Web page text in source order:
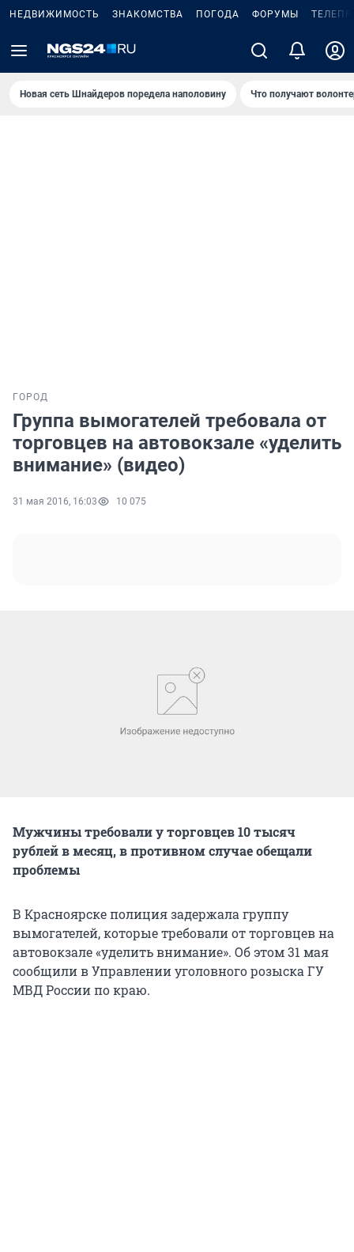
НЕДВИЖИМОСТЬ ЗНАКОМСТВА ПОГОДА ФОРУМЫ
Новая сеть Шнайдеров поредела наполовину Что получают
ГОРОД
Группа вымогателей требовала от
торговцев на автовокзале «уделить
внимание» (видео)
31 мая 2016, 16:03 10 075
Мужчины требовали у торговцев 10 тысяч
рублей в месяц, в противном случае обещали
проблемы
В Красноярске полиция задержала группу
вымогателей, которые требовали от торговцев на
автовокзале «уделить внимание». Об этом 31 мая
сообщили в Управлении уголовного розыска ГУ
МВД России по краю.